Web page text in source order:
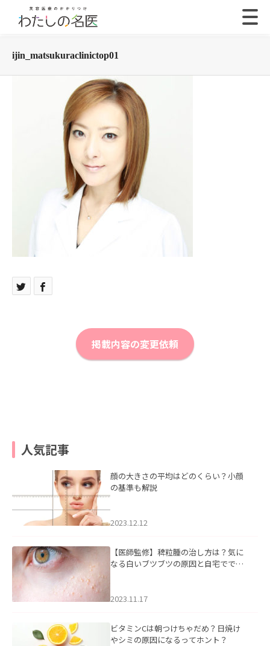
ijin_matsukuraclinictop01
掲載内容の変更依頼
人気記事
顔の大きさの平均はどのくらい？小顔
の基準も解説
2023.12.12
【医師監修】稗粒腫の治し方は？気に
なる白いブツブツの原因と自宅ででき
2023.11.17
ビタミンCは朝つけちゃだめ？日焼け
やシミの原因になるってホント？